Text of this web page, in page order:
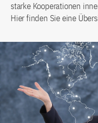
starke Kooperationen
Hier finden Sie eine